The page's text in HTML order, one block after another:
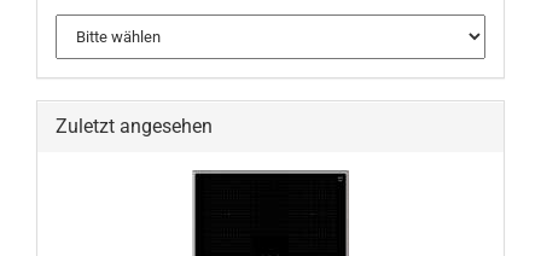
Zuletzt angesehen